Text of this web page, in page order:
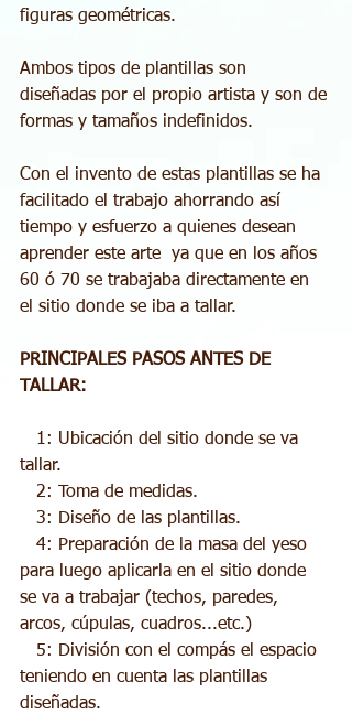
figuras geométricas.
Ambos tipos de plantillas son
diseñadas por el propio artista y son de
formas y tamaños indefinidos.
Con el invento de estas plantillas se ha
facilitado el trabajo ahorrando así
tiempo y esfuerzo a quienes desean
aprender este arte  ya que en los años
60 ó 70 se trabajaba directamente en
el sitio donde se iba a tallar.
PRINCIPALES PASOS ANTES DE
TALLAR:
tallar.
   2: Toma de medidas.
   3: Diseño de las plantillas.
para luego aplicarla en el sitio donde
se va a trabajar (techos, paredes,
arcos, cúpulas, cuadros...etc.)
teniendo en cuenta las plantillas
diseñadas.